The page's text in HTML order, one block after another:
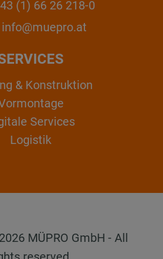
(1) 66 26 218-0
info@muepro.at
& Konstruktion
Services
Logistik
MÜPRO GmbH - All